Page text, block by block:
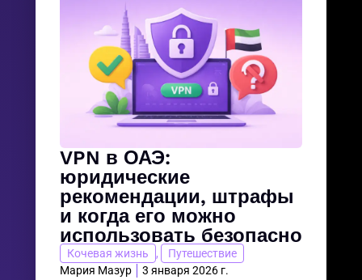
VPN в ОАЭ:
юридические
рекомендации, штрафы
и когда его можно
использовать безопасно
Кочевая жизнь ,
Путешествие
Мария Мазур
3 января 2026 г.